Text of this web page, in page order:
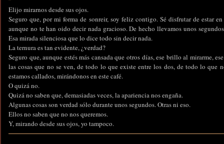
Elijo mirarnos desde sus ojos.
Seguro que, por mi forma de sonreir, soy feliz contigo. Sé disfrutar de estar
aunque no te han oido decir nada gracioso. De hecho llevamos unos
Esa mirada silenciosa que lo dice todo sin decir nada.
La ternura es tan evidente, ¿verdad?
Seguro que, aunque estés más cansada que otros días, ese brillo al mirarme,
las cosas que no se ven, de todo lo que existe entre los dos, de todo lo que
estamos callados, mirándonos en este café.
O quizá no.
Quizá no saben que, demasiadas veces, la apariencia nos engaña.
Algunas cosas son verdad sólo durante unos segundos. Otras ni eso.
Ellos no saben que no nos queremos.
Y, mirando desde sus ojos, yo tampoco.